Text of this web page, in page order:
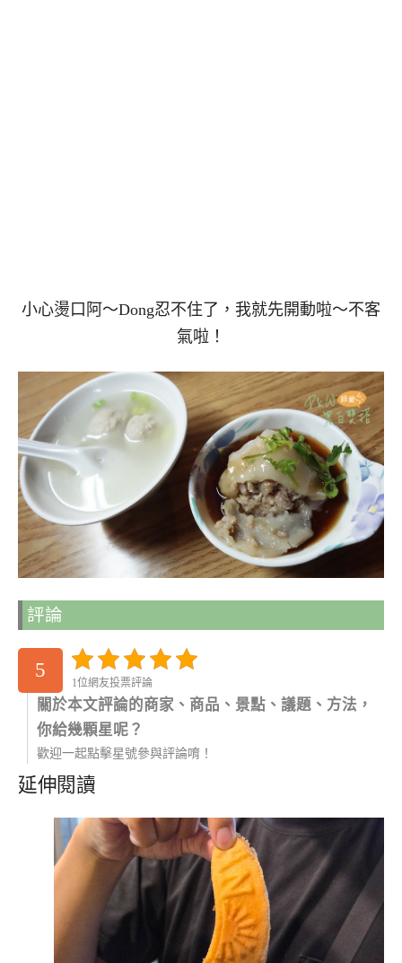
小心燙口阿～Dong忍不住了，我就先開動啦～不客
氣啦！
評論
5
1位網友投票評論
關於本文評論的商家、商品、景點、議題、方法，
你給幾顆星呢？
歡迎一起點擊星號參與評論唷！
延伸閱讀